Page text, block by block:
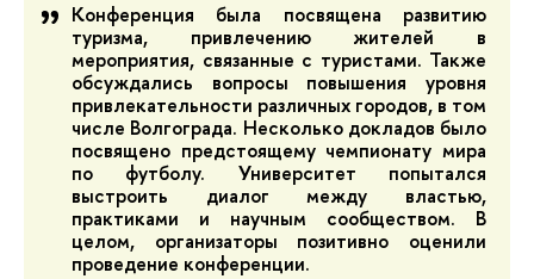
Конференция была посвящена развитию
туризма, привлечению жителей в
мероприятия, связанные с туристами. Также
обсуждались вопросы повышения уровня
привлекательности различных городов, в том
числе Волгограда. Несколько докладов было
посвящено предстоящему чемпионату мира
по футболу. Университет попытался
выстроить диалог между властью,
практиками и научным сообществом. В
целом, организаторы позитивно оценили
проведение конференции.